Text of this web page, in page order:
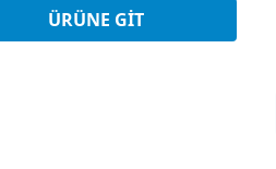
Peşin Fiyatına 3 Taksit
ÜRÜNE GIT